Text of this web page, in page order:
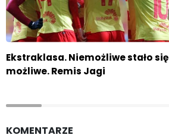
Ekstraklasa. Niemożliwe stało się
możliwe. Remis Jagi
KOMENTARZE